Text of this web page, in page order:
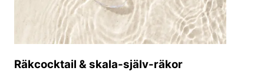
Räkcocktail & skala-själv-räkor